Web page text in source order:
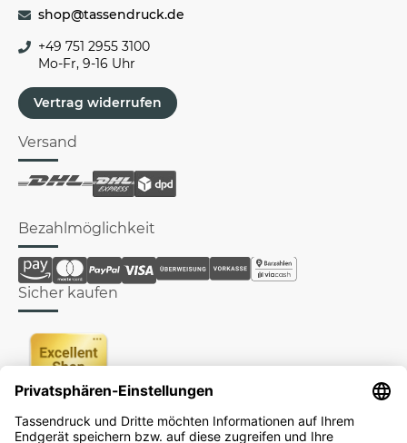
shop@tassendruck.de
+49 751 2955 3100
Mo-Fr, 9-16 Uhr
Vertrag widerrufen
Versand
Bezahlmöglichkeit
Sicher kaufen